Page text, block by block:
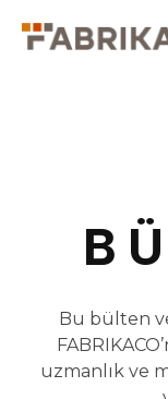
Bu bülten
uzmanlık ve